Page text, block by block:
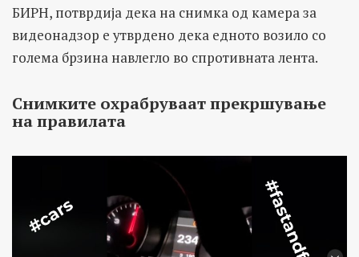
БИРН, потврдија дека на снимка од камера за
видеонадзор е утврдено дека едното возило со
голема брзина навлегло во спротивната лента.
Снимките охрабруваат прекршување
на правилата